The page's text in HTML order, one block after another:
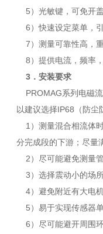
5）光敏键，可免开
6）快速设定菜单，
7）测量可靠性高，
8）提供电流，频率
3．安装要求
PROMAG系列电磁流
以建议选择IP68（防
1）测量混合相流体
分完成段的下游；尽量
2）尽可能避免测量
3）选择震动小的场
4）避免附近有大电
5）易于实现传感器
6）尽可能避开周围